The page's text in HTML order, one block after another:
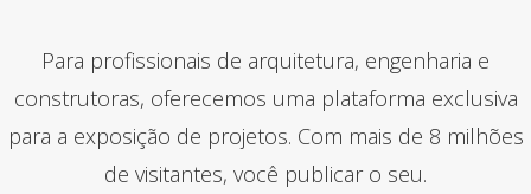
Para profissionais de arquitetura, engenharia e
construtoras, oferecemos uma plataforma exclusiva
para a exposição de projetos. Com mais de 8 milhões
de visitantes, você publicar o seu.